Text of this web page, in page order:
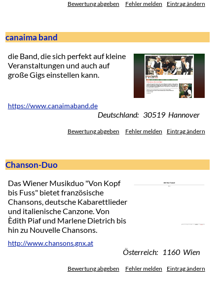
Bewertung abgeben Fehler melden Eintrag ändern
canaima band
die Band, die sich perfekt auf kleine
Veranstaltungen und auch auf
große Gigs einstellen kann.
https://www.canaimaband.de
Deutschland: 30519 Hannover
Bewertung abgeben Fehler melden Eintrag ändern
Chanson-Duo
Das Wiener Musikduo "Von Kopf
bis Fuss" bietet französische
Chansons, deutsche Kabarettlieder
und italienische Canzone. Von
Èdith Piaf und Marlene Dietrich bis
hin zu Nouvelle Chansons.
http://www.chansons.gnx.at
Österreich: 1160 Wien
Bewertung abgeben Fehler melden Eintrag ändern